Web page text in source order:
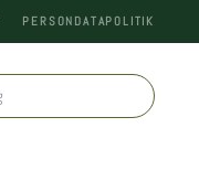
PERSONDATAPOLITIK